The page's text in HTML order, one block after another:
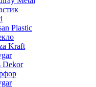
Plastic
Kraft
Dekor